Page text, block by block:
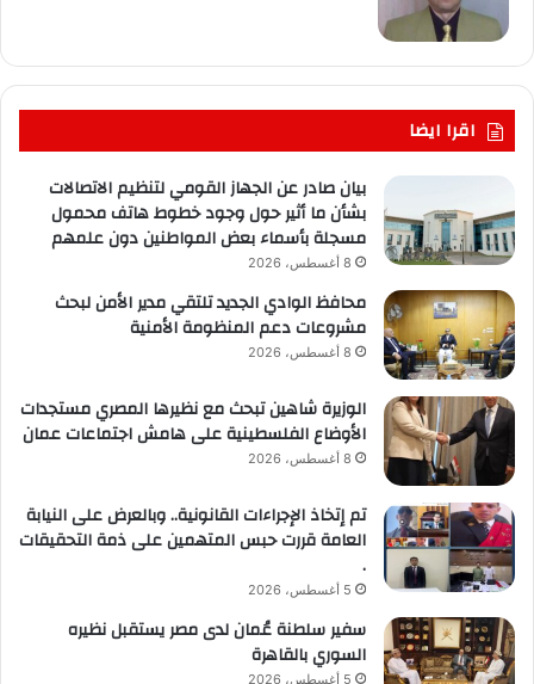
اقرا ايضا
بيان صادر عن الجهاز القومي لتنظيم الاتصالات
بشأن ما أثير حول وجود خطوط هاتف محمول
مسجلة بأسماء بعض المواطنين دون علمهم
8 أغسطس، 2026
محافظ الوادي الجديد تلتقي مدير الأمن لبحث
مشروعات دعم المنظومة الأمنية
8 أغسطس، 2026
الوزيرة شاهين تبحث مع نظيرها المصري مستجدات
الأوضاع الفلسطينية على هامش اجتماعات عمان
8 أغسطس، 2026
تم إتخاذ الإجراءات القانونية.. وبالعرض على النيابة
العامة قررت حبس المتهمين على ذمة التحقيقات
.
5 أغسطس، 2026
سفير سلطنة عُمان لدى مصر يستقبل نظيره
السوري بالقاهرة
5 أغسطس، 2026